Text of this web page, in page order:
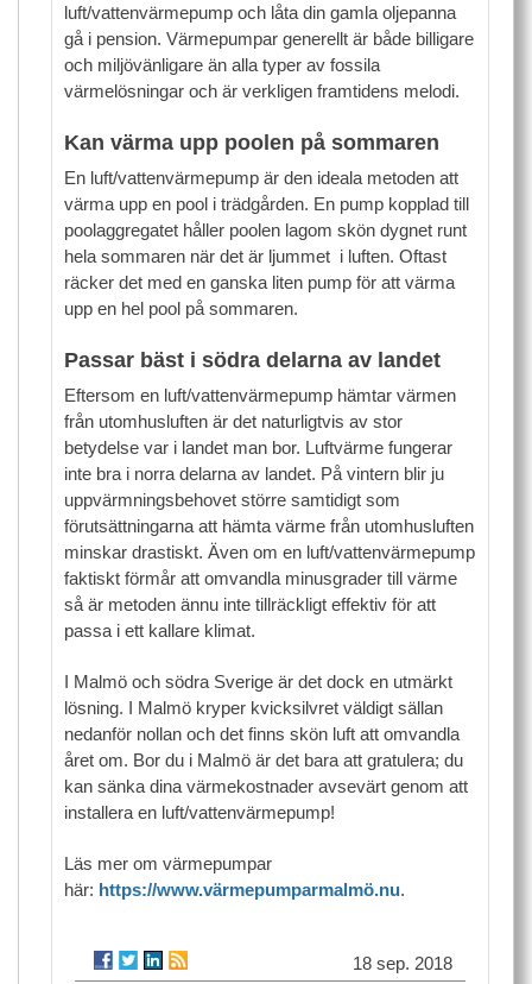
luft/vattenvärmepump och låta din gamla oljepanna
gå i pension. Värmepumpar generellt är både billigare
och miljövänligare än alla typer av fossila
värmelösningar och är verkligen framtidens melodi.
Kan värma upp poolen på sommaren
En luft/vattenvärmepump är den ideala metoden att
värma upp en pool i trädgården. En pump kopplad till
poolaggregatet håller poolen lagom skön dygnet runt
hela sommaren när det är ljummet i luften. Oftast
räcker det med en ganska liten pump för att värma
upp en hel pool på sommaren.
Passar bäst i södra delarna av landet
Eftersom en luft/vattenvärmepump hämtar värmen
från utomhusluften är det naturligtvis av stor
betydelse var i landet man bor. Luftvärme fungerar
inte bra i norra delarna av landet. På vintern blir ju
uppvärmningsbehovet större samtidigt som
förutsättningarna att hämta värme från utomhusluften
minskar drastiskt. Även om en luft/vattenvärmepump
faktiskt förmår att omvandla minusgrader till värme
så är metoden ännu inte tillräckligt effektiv för att
passa i ett kallare klimat.
I Malmö och södra Sverige är det dock en utmärkt
lösning. I Malmö kryper kvicksilvret väldigt sällan
nedanför nollan och det finns skön luft att omvandla
året om. Bor du i Malmö är det bara att gratulera; du
kan sänka dina värmekostnader avsevärt genom att
installera en luft/vattenvärmepump!
Läs mer om värmepumpar
här: https://www.värmepumparmalmö.nu.
18 sep. 2018